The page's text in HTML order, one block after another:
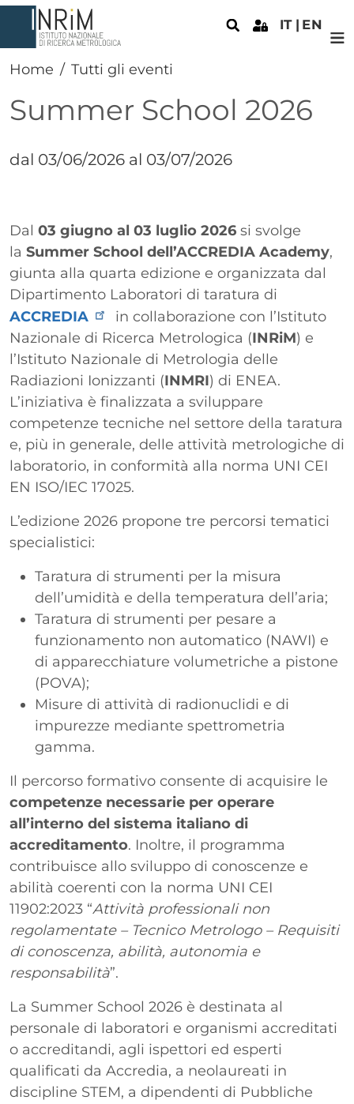
Salta al contenuto principale
IT EN
Home Tutti gli eventi
Summer School 2026
dal 03/06/2026 al 03/07/2026
Paragrafo
Testo
Dal 03 giugno al 03 luglio 2026 si svolge
la Summer School dell’ACCREDIA Academy,
giunta alla quarta edizione e organizzata dal
Dipartimento Laboratori di taratura di
ACCREDIA
in collaborazione con l’Istituto
Nazionale di Ricerca Metrologica (INRiM) e
l’Istituto Nazionale di Metrologia delle
Radiazioni Ionizzanti (INMRI) di ENEA.
L’iniziativa è finalizzata a sviluppare
competenze tecniche nel settore della taratura
e, più in generale, delle attività metrologiche di
laboratorio, in conformità alla norma UNI CEI
EN ISO/IEC 17025.
L’edizione 2026 propone tre percorsi tematici
specialistici:
Taratura di strumenti per la misura
dell’umidità e della temperatura dell’aria;
Taratura di strumenti per pesare a
funzionamento non automatico (NAWI) e
di apparecchiature volumetriche a pistone
(POVA);
Misure di attività di radionuclidi e di
impurezze mediante spettrometria
gamma.
Il percorso formativo consente di acquisire le
competenze necessarie per operare
all’interno del sistema italiano di
accreditamento. Inoltre, il programma
contribuisce allo sviluppo di conoscenze e
abilità coerenti con la norma UNI CEI
11902:2023 “Attività professionali non
regolamentate – Tecnico Metrologo – Requisiti
di conoscenza, abilità, autonomia e
responsabilità”.
La Summer School 2026 è destinata al
personale di laboratori e organismi accreditati
o accreditandi, agli ispettori ed esperti
qualificati da Accredia, a neolaureati in
discipline STEM, a dipendenti di Pubbliche